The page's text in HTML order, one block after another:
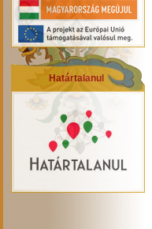
Határtalanul